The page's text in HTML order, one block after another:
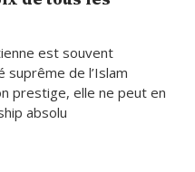
est souvent
suprême de l’Islam
prestige, elle ne peut en
absolu